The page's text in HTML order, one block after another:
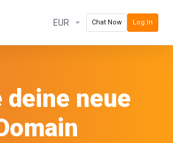
EUR Chat Now Log In
deine neue